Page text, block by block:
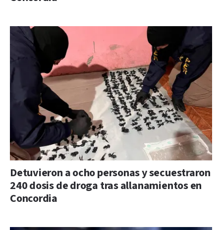
Detuvieron a ocho personas y secuestraron
240 dosis de droga tras allanamientos en
Concordia